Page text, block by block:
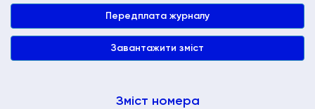
Передплата журналу
Завантажити зміст
Зміст номера